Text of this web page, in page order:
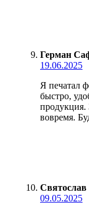
Герман
19.06.2025
Я печатал
быстро,
продукция.
вовремя.
Святослав
09.05.2025